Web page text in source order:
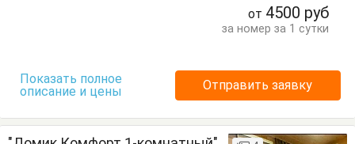
от 4500 руб
за номер за 1 сутки
Показать полное
описание и цены
Отправить заявку